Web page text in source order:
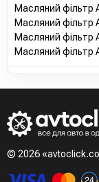
Масляний фільтр
Масляний фільтр
Масляний фільтр
Масляний фільтр
© 2026